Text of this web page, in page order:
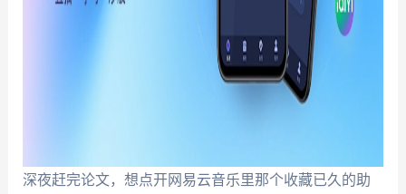
深夜赶完论文，想点开网易云音乐里那个收藏已久的助